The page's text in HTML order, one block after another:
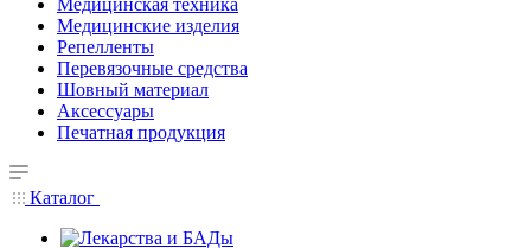
Медицинская техника
Медицинские изделия
Репелленты
Перевязочные средства
Шовный материал
Аксессуары
Печатная продукция
Каталог